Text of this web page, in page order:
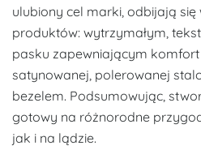
ulubiony cel marki, odbijają
produktów: wytrzymałym,
pasku zapewniającym komfort
satynowanej, polerowanej
bezelem. Podsumowując,
gotowy na różnorodne
jak i na lądzie.